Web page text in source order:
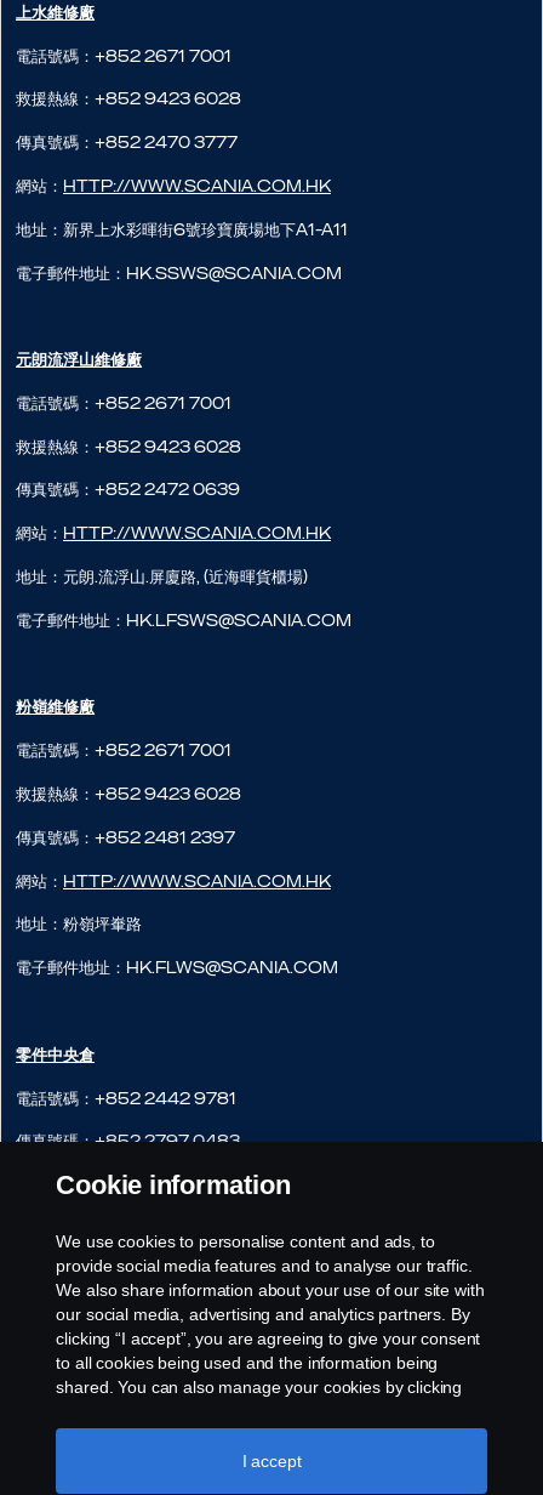
上水維修廠
電話號碼：+852 2671 7001
救援熱線：+852 9423 6028
傳真號碼：+852 2470 3777
網站： http://www.scania.com.hk
地址：新界上水彩暉街6號珍寶廣場地下A1-A11
電子郵件地址：hk.ssws@scania.com
元朗流浮山​維修廠
電話號碼：+852 2671 7001
救援熱線：+852 9423 6028
傳真號碼：+852 2472 0639
網站： http://www.scania.com.hk
地址：元朗.流浮山.屏廈路, (近海暉貨櫃場)
電子郵件地址：hk.lfsws@scania.com
粉嶺維修廠
電話號碼：+852 2671 7001
救援熱線：+852 9423 6028
傳真號碼：+852 2481 2397
網站： http://www.scania.com.hk
地址：粉嶺坪輋路
電子郵件地址：hk.flws@scania.com
零件中央倉
電話號碼：+852 2442 9781
傳真號碼：+852 2797 0483
網站：http://www.scania.com.hk
電子郵件地址：hk.cws@scania.com
Cookie information
We use cookies to personalise content and ads, to
provide social media features and to analyse our traffic.
We also share information about your use of our site with
our social media, advertising and analytics partners. By
clicking “I accept”, you are agreeing to give your consent
to all cookies being used and the information being
shared. You can also manage your cookies by clicking
like to accept. For a more detailed explanation of how we
use cookies, please visit our cookies section, which you
I accept